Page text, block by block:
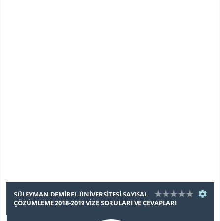
SÜLEYMAN DEMIREL ÜNIVERSITESI SAYISAL
ÇÖZÜMLEME 2018-2019 VIZE SORULARI VE CEVAPLARI